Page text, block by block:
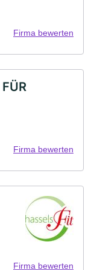
Firma bewerten
Firma bewerten
Firma bewerten